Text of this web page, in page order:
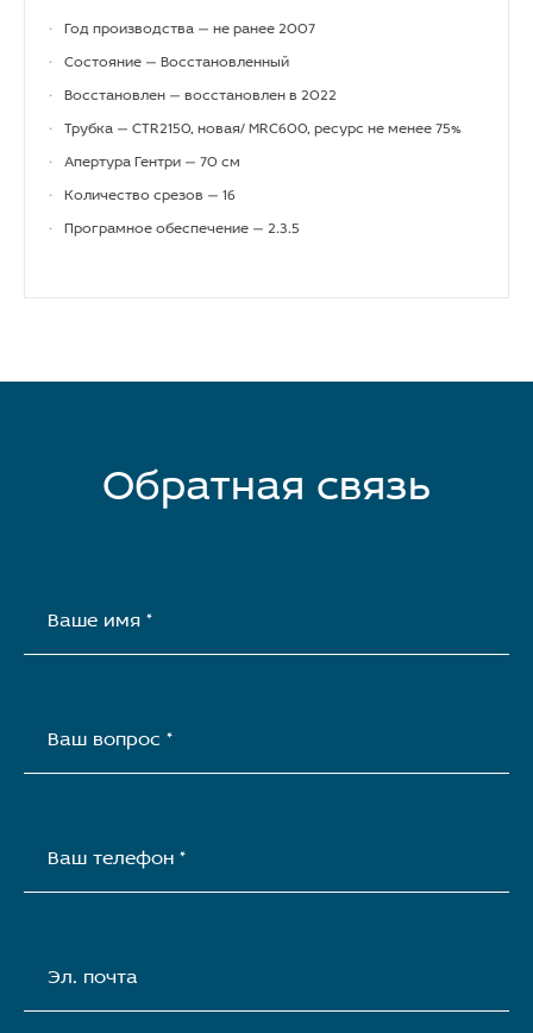
• Год производства — не ранее 2007
• Состояние — Восстановленный
• Восстановлен — восстановлен в 2022
• Трубка — CTR2150, новая/ MRC600, ресурс не менее 75%
• Апертура Гентри — 70 см
• Количество срезов — 16
• Програмное обеспечение — 2.3.5
Обратная связь
Ваше имя *
Ваш вопрос *
Ваш телефон *
Эл. почта